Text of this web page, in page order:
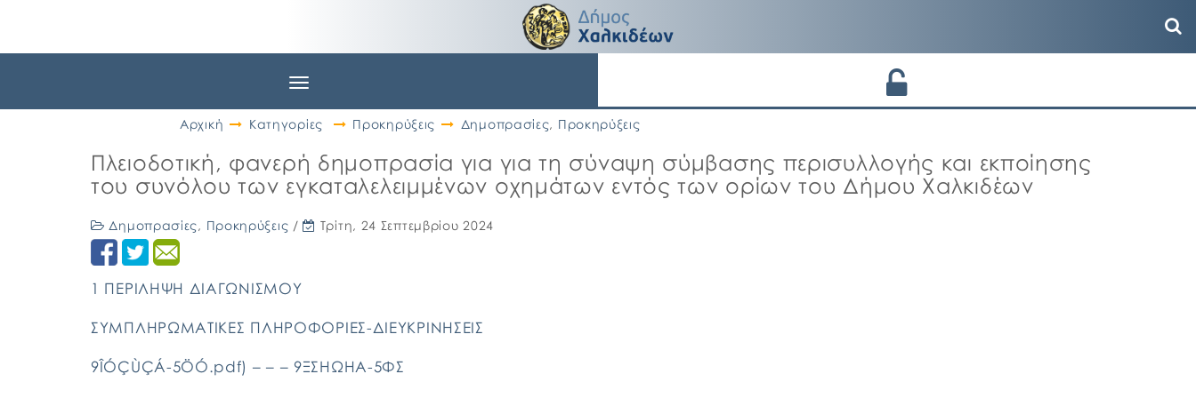
Toggle
Αρχική
Κατηγορίες Προκηρύξεις Δημοπρασίες, Προκηρύξεις
Πλειοδοτική, φανερή δημοπρασία για για τη σύναψη σύμβασης περισυλλογής και εκποίησης
του συνόλου των εγκαταλελειμμένων οχημάτων εντός των ορίων του Δήμου Χαλκιδέων
Δημοπρασίες, Προκηρύξεις / Τρίτη, 24 Σεπτεμβρίου 2024
1 ΠΕΡΙΛΗΨΗ ΔΙΑΓΩΝΙΣΜΟΥ
ΣΥΜΠΛΗΡΩΜΑΤΙΚΕΣ ΠΛΗΡΟΦΟΡΙΕΣ-ΔΙΕΥΚΡΙΝΗΣΕΙΣ
9ÎÓÇÙÇÁ-5ÖÓ.pdf) – – – 9ΞΣΗΩΗΑ-5ΦΣ